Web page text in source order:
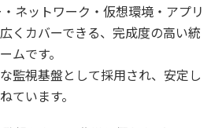
ネットワーク・仮想環境・アプリ
くカバーできる、完成度の高い統
ムです。
監視基盤として採用され、安定し
ています。